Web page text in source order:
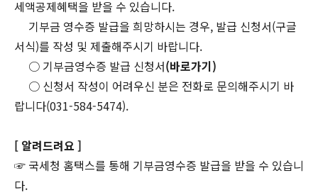
세액공제혜택을 받을 수 있습니다.
기부금 영수증 발급을 희망하시는 경우, 발급 신청서(구글
서식)를 작성 및 제출해주시기 바랍니다.
○ 기부금영수증 발급 신청서(바로가기)
○ 신청서 작성이 어려우신 분은 전화로 문의해주시기 바
랍니다(031-584-5474).
[ 알려드려요 ]
☞ 국세청 홈택스를 통해 기부금영수증 발급을 받을 수 있습니
다.